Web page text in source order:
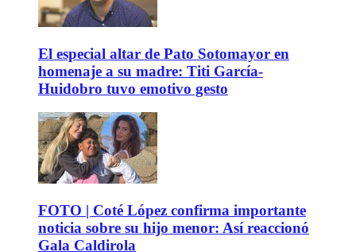
El especial altar de Pato Sotomayor en
homenaje a su madre: Titi García-
Huidobro tuvo emotivo gesto
FOTO | Coté López confirma importante
noticia sobre su hijo menor: Así reaccionó
Gala Caldirola